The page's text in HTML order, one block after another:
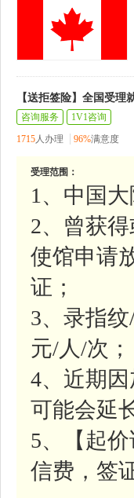
【送拒签险】全国受
咨询服务
1V1咨询
1715人办理 96%满意度
受理范围：
1、中国
2、曾获
使馆申请
证；
3、录指
元/人/次；
4、近期
可能会延
5、【起
信费，签